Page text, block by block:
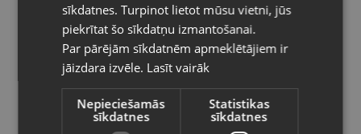
80.00€
/mēn.
Pasūtījumi tiks piegādāti uz
izvēlēto valsti
Vietnes saturs būs attēlots izvēlētajā
valodā
Valsts
sīkdatnes. Turpinot lietot mūsu vietni, jūs
piekrītat šo sīkdatņu izmantošanai.
Par pārējām sīkdatnēm apmeklētājiem ir
jāizdara izvēle. Lasīt vairāk
Nepieciešamās
sīkdatnes
Statistikas
sīkdatnes